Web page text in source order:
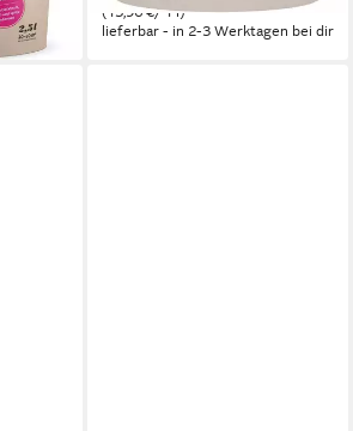
bei dir
(13,96 €/ 1 l)
lieferbar - in 2-3 Werktagen bei dir